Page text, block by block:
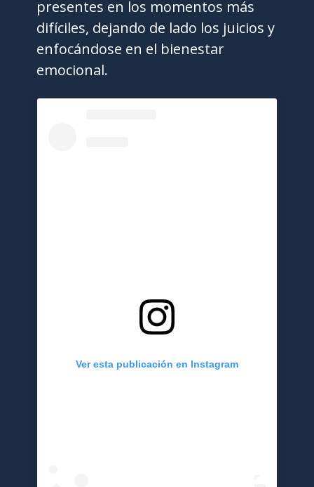
presentes en los momentos más
difíciles, dejando de lado los juicios y
enfocándose en el bienestar
emocional.
Ver esta publicación en Instagram